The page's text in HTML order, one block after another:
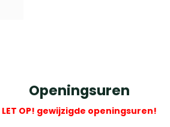
Openingsuren
LET OP! gewijzigde openingsuren!